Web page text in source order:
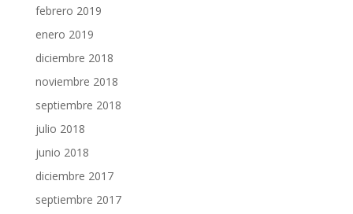
febrero 2019
enero 2019
diciembre 2018
noviembre 2018
septiembre 2018
julio 2018
junio 2018
diciembre 2017
septiembre 2017